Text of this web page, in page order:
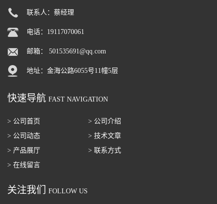
联系人：蔡经理
电话：19117070061
邮箱： 501535691@qq.com
地址：金海公路6055号11幢5层
快速导航 FAST NAVIGATION
> 公司首页
> 公司介绍
> 公司动态
> 技术文章
> 产品展厅
> 联系方式
> 在线留言
关注我们 FOLLOW US